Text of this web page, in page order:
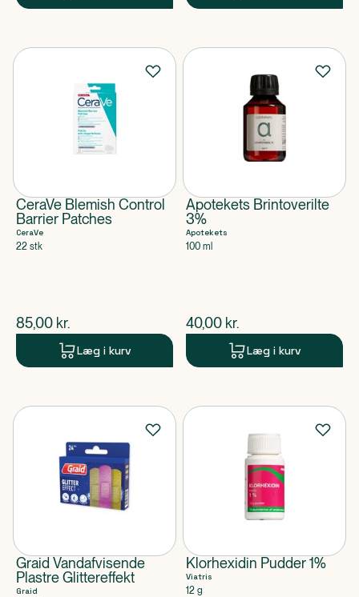
CeraVe Blemish Control
Barrier Patches
CeraVe
22 stk
$nuværende pris
85,00 kr.
Læg i kurv
Apotekets Brintoverilte
3%
Apotekets
100 ml
$nuværende pris
40,00 kr.
Læg i kurv
Graid Vandafvisende
Plastre Glittereffekt
Graid
Klorhexidin Pudder 1%
Viatris
12 g